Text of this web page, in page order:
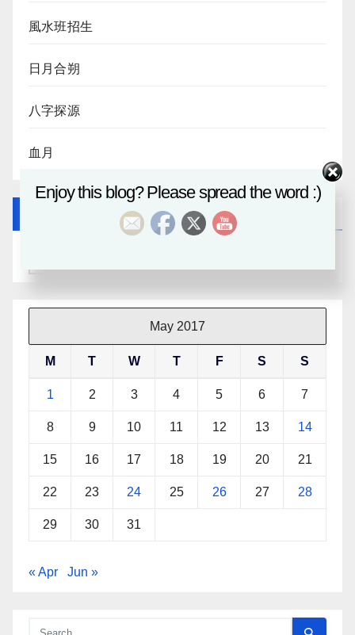
風水班招生
日月合朔
八字探源
血月
May 2017
M T W T F S S
1 2 3 4 5 6 7
8 9 10 11 12 13 14
15 16 17 18 19 20 21
22 23 24 25 26 27 28
29 30 31
« Apr Jun »
Enjoy this blog? Please spread the word :)